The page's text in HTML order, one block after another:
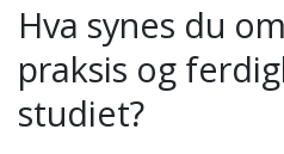
Hva synes du
praksis og
studiet?